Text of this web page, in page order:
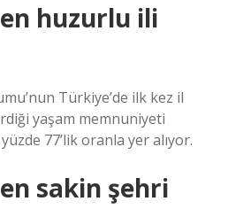
huzurlu ili
Türkiye’de ilk kez il
yaşam memnuniyeti
77’lik oranla yer alıyor.
sakin şehri